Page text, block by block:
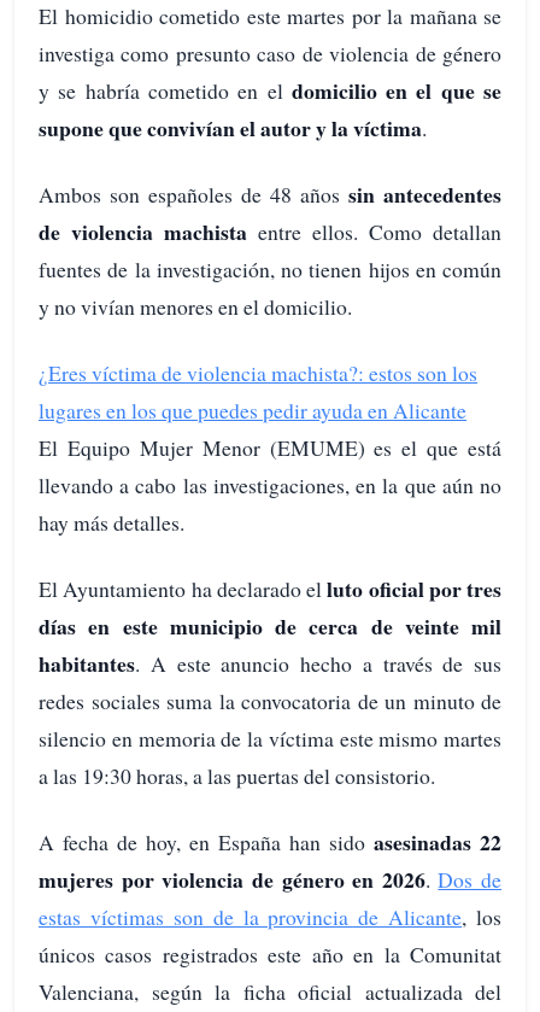
El homicidio cometido este martes por la mañana se
investiga como presunto caso de violencia de género
y se habría cometido en el domicilio en el que se
supone que convivían el autor y la víctima.
Ambos son españoles de 48 años sin antecedentes
de violencia machista entre ellos. Como detallan
fuentes de la investigación, no tienen hijos en común
y no vivían menores en el domicilio.
¿Eres víctima de violencia machista?: estos son los
lugares en los que puedes pedir ayuda en Alicante
El Equipo Mujer Menor (EMUME) es el que está
llevando a cabo las investigaciones, en la que aún no
hay más detalles.
El Ayuntamiento ha declarado elluto oficial por tres
días en este municipio de cerca de veinte mil
habitantes. A este anuncio hecho a través de sus
redes sociales suma la convocatoria de un minuto de
silencio en memoria de la víctima este mismo martes
a las 19:30 horas, a las puertas del consistorio.
A fecha de hoy, en España han sido asesinadas 22
mujeres por violencia de género en 2026.Dos de
estas víctimas son de la provincia de Alicante, los
únicos casos registrados este año en la Comunitat
Valenciana, según la ficha oficial actualizada del